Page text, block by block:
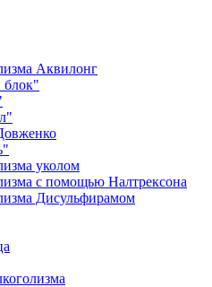
Аквилонг
блок"
уколом
с помощью Налтрексона
Дисульфирамом